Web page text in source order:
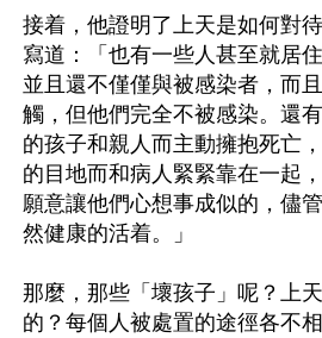
接着，他證明了上天是如何對
寫道：「也有一些人甚至就居
並且還不僅僅與被感染者，而
觸，但他們完全不被感染。還
的孩子和親人而主動擁抱死亡
的目地而和病人緊緊靠在一起
願意讓他們心想事成似的，儘
然健康的活着。」
那麼，那些「壞孩子」呢？上
的？每個人被處置的途徑各不